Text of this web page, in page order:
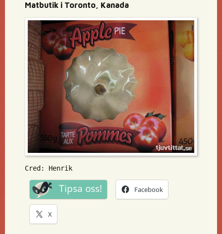
Matbutik i Toronto, Kanada
Cred: Henrik
Tipsa oss! Facebook
X